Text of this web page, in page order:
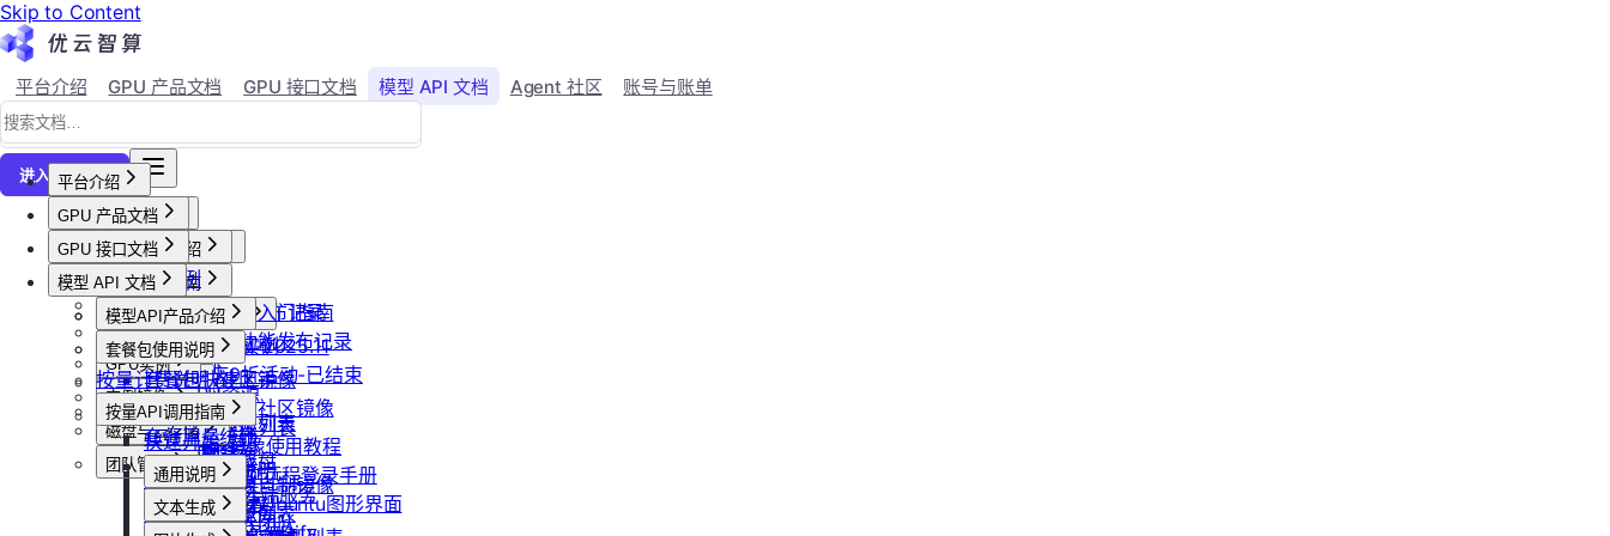
Skip to Content
平台介绍 GPU 产品文档 GPU 接口文档 模型 API 文档 Agent 社区 账号与账单
进入控制台↗
平台介绍
平台概述
平台介绍
加入社群
用户等级与推荐
会员等级
用户推荐
产品更新公告
GPU-新功能发布记录
模型API-新功能发布记录
活动及价格更新公告
双11夜间折扣-2025.11
2025国庆9折活动-已结束
GPU 产品文档
GPU产品介绍
功能概览
已上线卡型
可用区介绍
GPU操作指南
【新人必看】入门指南
镜像选择
创建实例
登录实例
本地数据上传
文件管理
制作私有镜像
调用公共模型库
GPU抢占式实例
GPU抢占式实例
发布社区镜像
如何发布社区镜像
更新已发布的社区镜像
计费与回收
计费概览
计费方式说明
到期或欠费说明
续费管理
回收规则
GPU最佳实践
Isaac系列镜像使用教程
Windows实例远程登录手册
通过VNC搭建Ubuntu图形界面
GPU 接口文档
API接口范例
CLI&Skills
常见错误码
GPU实例
创建GPU资源
获取实例资源列表
启动实例
关闭实例
删除实例
实例镜像
获取自制镜像列表
创建自制镜像
删除算力平台自制镜像
获取社区镜像列表
磁盘与云存储
创建并挂载云盘
删除云盘
卸载云盘
团队管理
创建团队
邀请成员加入团队
模型 API 文档
模型API产品介绍
模型API服务
套餐包使用说明
套餐包快速上手
套餐计费逻辑
套餐用量统计
客户端接入
OpenClaw 云端服务
按量计费说明
按量API调用指南
快速开始
通用说明
认证鉴权
文本生成